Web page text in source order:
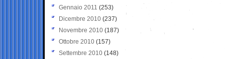
Gennaio 2011 (253)
Dicembre 2010 (237)
Novembre 2010 (187)
Ottobre 2010 (157)
Settembre 2010 (148)